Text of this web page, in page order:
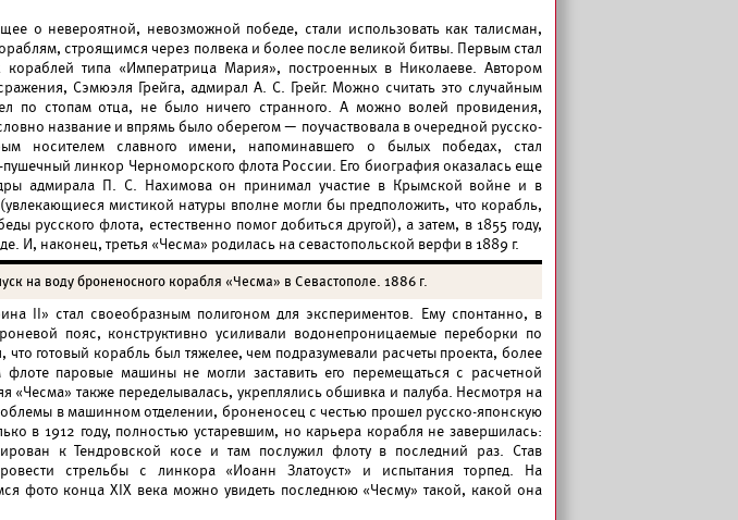
о невероятной, невозможной победе, стали использовать как талисман,
строящимся через полвека и более после великой битвы. Первым стал
типа «Императрица Мария», построенных в Николаеве. Автором
Сэмюэля Грейга, адмирал А. С. Грейг. Можно считать это случайным
по стопам отца, не было ничего странного. А можно волей провидения,
название и впрямь было оберегом — поучаствовала в очередной русско-
носителем славного имени, напоминавшего о былых победах, стал
линкор Черноморского флота России. Его биография оказалась еще
адмирала П. С. Нахимова он принимал участие в Крымской войне и в
мистикой натуры вполне могли бы предположить, что корабль,
русского флота, естественно помог добиться другой), а затем, в 1855 году,
И, наконец, третья «Чесма» родилась на севастопольской верфи в 1889 г.
на воду броненосного корабля «Чесма» в Севастополе. 1886 г.
II» стал своеобразным полигоном для экспериментов. Ему спонтанно, в
пояс, конструктивно усиливали водонепроницаемые переборки по
что готовый корабль был тяжелее, чем подразумевали расчеты проекта, более
паровые машины не могли заставить его перемещаться с расчетной
«Чесма» также переделывалась, укреплялись обшивка и палуба. Несмотря на
в машинном отделении, броненосец с честью прошел русско-японскую
в 1912 году, полностью устаревшим, но карьера корабля не завершилась:
к Тендровской косе и там послужил флоту в последний раз. Став
стрельбы с линкора «Иоанн Златоуст» и испытания торпед. На
фото конца XIX века можно увидеть последнюю «Чесму» такой, какой она